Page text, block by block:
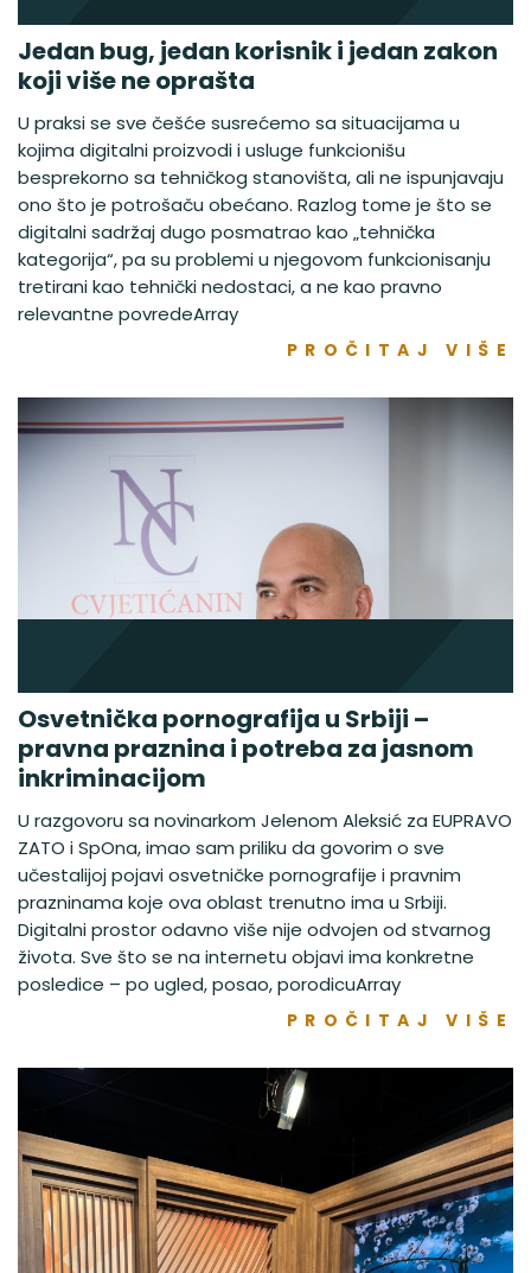
Jedan bug, jedan korisnik i jedan zakon
koji više ne oprašta
U praksi se sve češće susrećemo sa situacijama u
kojima digitalni proizvodi i usluge funkcionišu
besprekorno sa tehničkog stanovišta, ali ne ispunjavaju
ono što je potrošaču obećano. Razlog tome je što se
digitalni sadržaj dugo posmatrao kao „tehnička
kategorija“, pa su problemi u njegovom funkcionisanju
tretirani kao tehnički nedostaci, a ne kao pravno
relevantne povredeArray
PROČITAJ VIŠE
Osvetnička pornografija u Srbiji –
pravna praznina i potreba za jasnom
inkriminacijom
U razgovoru sa novinarkom Jelenom Aleksić za EUPRAVO
ZATO i SpOna, imao sam priliku da govorim o sve
učestalijoj pojavi osvetničke pornografije i pravnim
prazninama koje ova oblast trenutno ima u Srbiji.
Digitalni prostor odavno više nije odvojen od stvarnog
života. Sve što se na internetu objavi ima konkretne
posledice – po ugled, posao, porodicuArray
PROČITAJ VIŠE